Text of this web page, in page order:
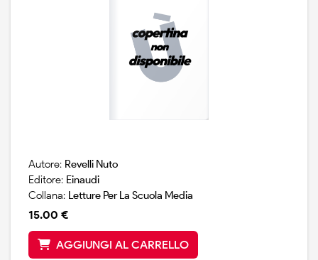
Autore: Revelli Nuto
Editore: Einaudi
Collana: Letture Per La Scuola Media
15.00 €
AGGIUNGI AL CARRELLO